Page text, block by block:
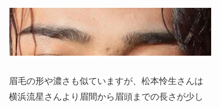
眉毛の形や濃さも似ていますが、松本怜生さんは
横浜流星さんより眉間から眉頭までの長さが少し